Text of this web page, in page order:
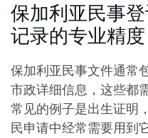
保加利亚民事
记录的专业精度
保加利亚民事文件通常
市政详细信息，这些都
常见的例子是出生证明
民申请中经常需要用到